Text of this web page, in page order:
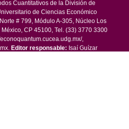
Cuantitativos de la División de
de Ciencias Económico
# 799, Módulo A-305, Núcleo Los
CP 45100, Tel. (33) 3770 3300
,
Editor responsable: Isaí Guízar